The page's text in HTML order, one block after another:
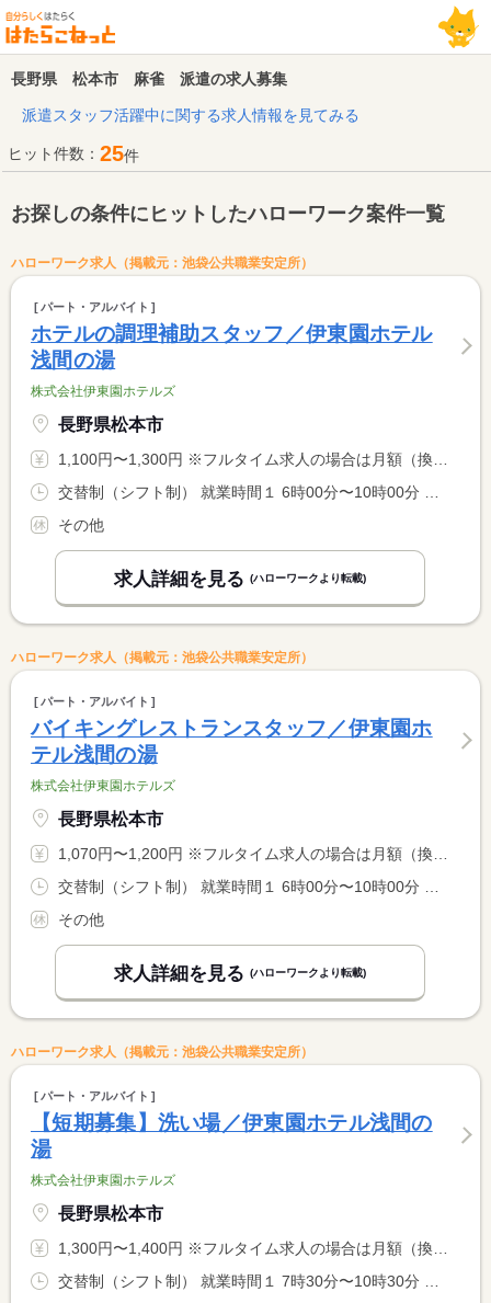
長野県 松本市 麻雀 派遣の求人募集
派遣スタッフ活躍中に関する求人情報を見てみる
ヒット件数： 25件
お探しの条件にヒットしたハローワーク案件一覧
ハローワーク求人（掲載元：池袋公共職業安定所）
パート・アルバイト
ホテルの調理補助スタッフ／伊東園ホテル
浅間の湯
株式会社伊東園ホテルズ
長野県松本市
1,100円〜1,300円 ※フルタイム求人の場合は月額（換算額）、パート求人の場合は時間額を表示しています。
その他
求人詳細を見る (ハローワークより転載)
ハローワーク求人（掲載元：池袋公共職業安定所）
パート・アルバイト
バイキングレストランスタッフ／伊東園ホ
テル浅間の湯
株式会社伊東園ホテルズ
長野県松本市
1,070円〜1,200円 ※フルタイム求人の場合は月額（換算額）、パート求人の場合は時間額を表示しています。
その他
求人詳細を見る (ハローワークより転載)
ハローワーク求人（掲載元：池袋公共職業安定所）
パート・アルバイト
【短期募集】洗い場／伊東園ホテル浅間の
湯
株式会社伊東園ホテルズ
長野県松本市
1,300円〜1,400円 ※フルタイム求人の場合は月額（換算額）、パート求人の場合は時間額を表示しています。